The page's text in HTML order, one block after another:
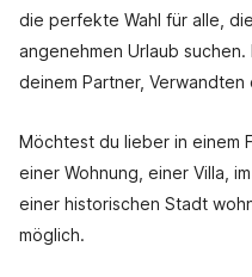
die perfekte Wahl für alle,
angenehmen Urlaub suchen.
deinem Partner,
Möchtest du lieber in einem
einer Wohnung, einer Villa,
einer historischen Stadt
möglich.